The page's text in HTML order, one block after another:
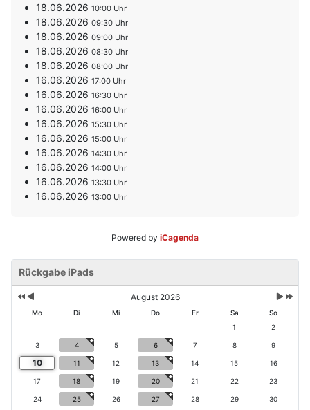
18.06.202610:00
18.06.202609:30
18.06.202609:00
18.06.202608:30
18.06.202608:00
16.06.202617:00
16.06.202616:30
16.06.202616:00
16.06.202615:30
16.06.202615:00
16.06.202614:30
16.06.202614:00
16.06.202613:30
16.06.202613:00
Powered by iCagenda
Rückgabe iPads
V
o
r
h
s
J
V
o
r
h
e
r
M
N
c
h
N
c
h
M
n
a
August 2026
Mo Di Mi Do Fr Sa
So
1
2
3 4 5 6 7 8 9
10 11 12 13 14 15 16
17 18 19 20 21 22 23
24 25 26 27 28 29 30